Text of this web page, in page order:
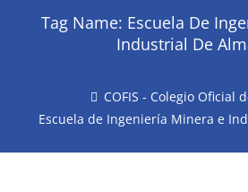
Tag Name: Escuela De
Industrial De
COFIS - Colegio Oficial
Escuela de Ingeniería Minera e